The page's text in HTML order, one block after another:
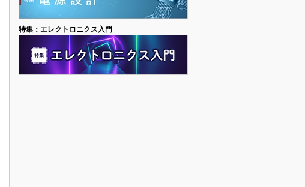
特集：エレクトロニクス入門